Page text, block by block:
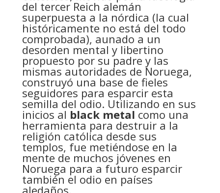
del tercer Reich alemán
superpuesta a la nórdica (la cual
históricamente no está del todo
comprobada), aunado a un
desorden mental y libertino
propuesto por su padre y las
mismas autoridades de Noruega,
construyó una base de fieles
seguidores para esparcir esta
semilla del odio. Utilizando en sus
inicios al black metal como una
herramienta para destruir a la
religión católica desde sus
templos, fue metiéndose en la
mente de muchos jóvenes en
Noruega para a futuro esparcir
también el odio en países
aledaños.